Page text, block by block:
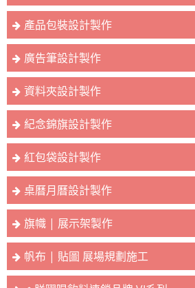
產品包裝設計製作
廣告筆設計製作
資料夾設計製作
紀念錦旗設計製作
紅包袋設計製作
桌曆月曆設計製作
旗幟 | 展示架製作
帆布 | 貼圖 展場規劃施工